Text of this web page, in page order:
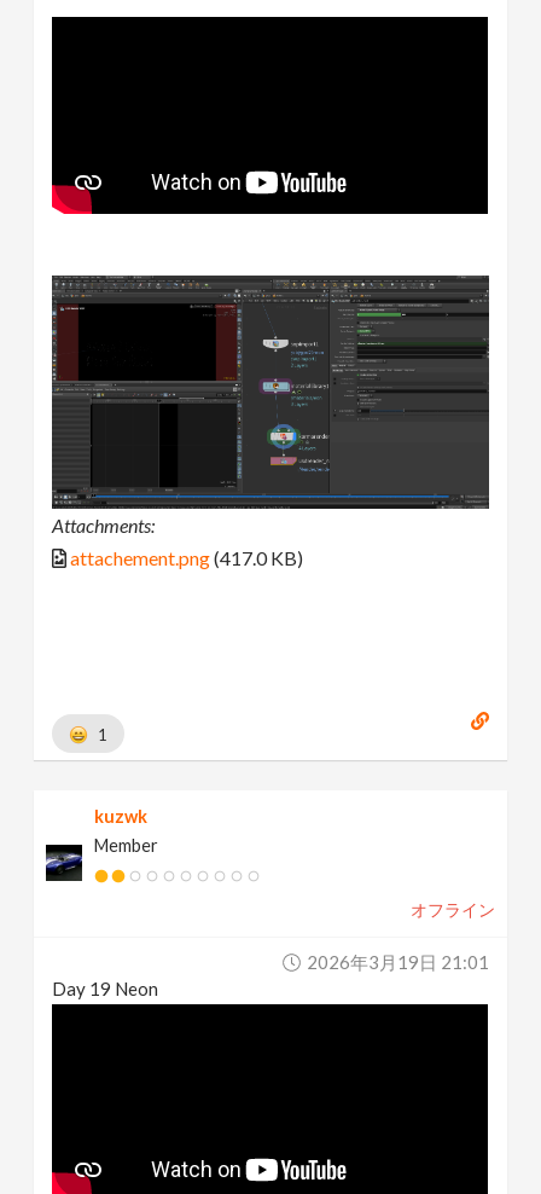
Attachments:
attachement.png(417.0 KB)
1
kuzwk
Member
オフライン
2026年3月19日 21:01
Day 19 Neon